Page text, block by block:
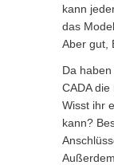
kann
das
Aber gut,
Da
CADA
Wisst ihr
kann?